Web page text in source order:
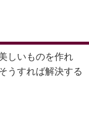
しいものを作れ
うすれば解決する